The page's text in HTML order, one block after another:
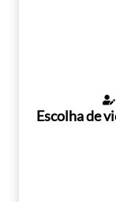
Escolha de